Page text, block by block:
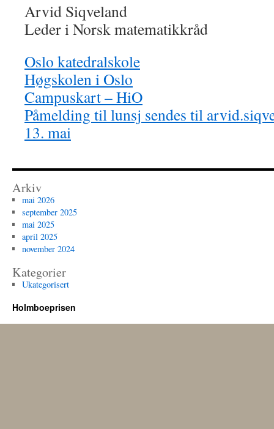
Arvid Siqveland
Leder i Norsk matematikkråd
Oslo katedralskole
Høgskolen i Oslo
Campuskart – HiO
Påmelding til lunsj sendes til
13. mai
Arkiv
mai 2026
september 2025
mai 2025
april 2025
november 2024
Kategorier
Ukategorisert
Holmboeprisen